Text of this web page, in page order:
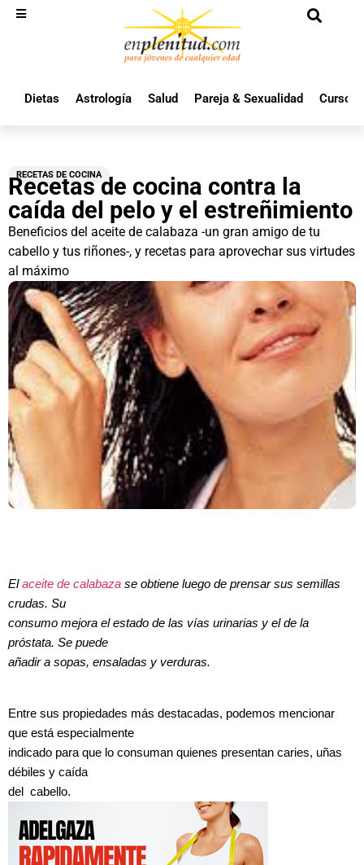
Dietas Astrología Salud Pareja & Sexualidad Cursos
RECETAS DE COCINA
Recetas de cocina contra la
caída del pelo y el estreñimiento
Beneficios del aceite de calabaza -un gran amigo de tu
cabello y tus riñones-, y recetas para aprovechar sus virtudes
al máximo
Elaceite de calabaza se obtiene luego de prensar sus semillas
crudas. Su
consumo mejora el estado de las vías urinarias y el de la
próstata. Se puede
añadir a sopas, ensaladas y verduras.
Entre sus propiedades más destacadas, podemos mencionar
que está especialmente
indicado para que lo consuman quienes presentan caries, uñas
débiles y caída
del cabello.